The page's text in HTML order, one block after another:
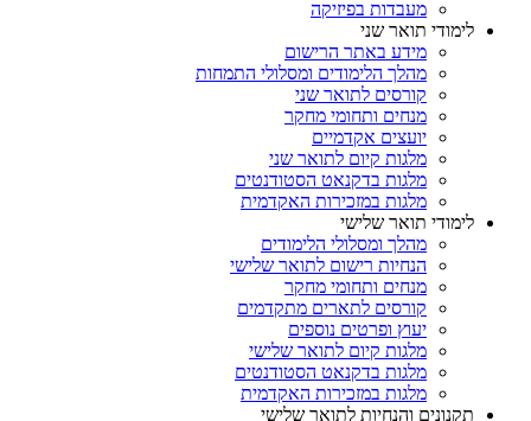
מעבדות בפיזיקה
לימודי תואר שני
מידע באתר הרישום
מהלך הלימודים ומסלולי התמחות
קורסים לתואר שני
מנחים ותחומי מחקר
יועצים אקדמיים
מלגות קיום לתואר שני
מלגות בדקנאט הסטודנטים
מלגות במזכירות האקדמית
לימודי תואר שלישי
מהלך ומסלולי הלימודים
הנחיות רישום לתואר שלישי
מנחים ותחומי מחקר
קורסים לתארים מתקדמים
יעוץ ופרטים נוספים
מלגות קיום לתואר שלישי
מלגות בדקנאט הסטודנטים
מלגות במזכירות האקדמית
תקנונים והנחיות לתואר שלישי